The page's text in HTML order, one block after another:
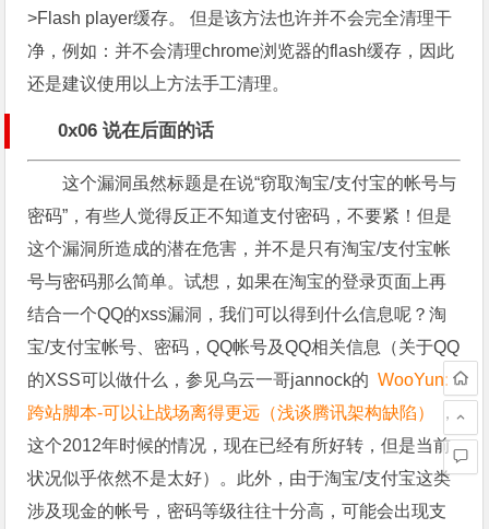
>Flash player缓存。 但是该方法也许并不会完全清理干
净，例如：并不会清理chrome浏览器的flash缓存，因此
还是建议使用以上方法手工清理。
0x06 说在后面的话
这个漏洞虽然标题是在说“窃取淘宝/支付宝的帐号与
密码”，有些人觉得反正不知道支付密码，不要紧！但是
这个漏洞所造成的潜在危害，并不是只有淘宝/支付宝帐
号与密码那么简单。试想，如果在淘宝的登录页面上再
结合一个QQ的xss漏洞，我们可以得到什么信息呢？淘
宝/支付宝帐号、密码，QQ帐号及QQ相关信息（关于QQ
的XSS可以做什么，参见乌云一哥jannock的WooYun:
跨站脚本-可以让战场离得更远（浅谈腾讯架构缺陷）
，
这个2012年时候的情况，现在已经有所好转，但是当前
状况似乎依然不是太好）。此外，由于淘宝/支付宝这类
涉及现金的帐号，密码等级往往十分高，可能会出现支